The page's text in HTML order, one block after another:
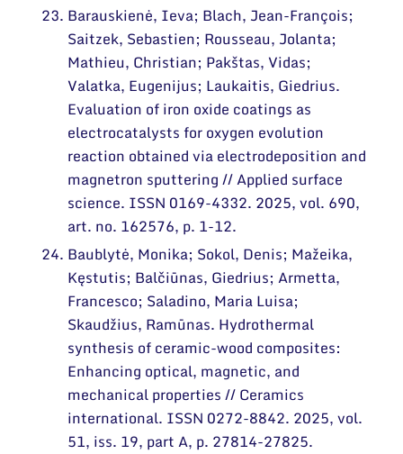
Barauskienė, Ieva; Blach, Jean-François;
Saitzek, Sebastien; Rousseau, Jolanta;
Mathieu, Christian; Pakštas, Vidas;
Valatka, Eugenijus; Laukaitis, Giedrius.
Evaluation of iron oxide coatings as
electrocatalysts for oxygen evolution
reaction obtained via electrodeposition and
magnetron sputtering // Applied surface
science. ISSN 0169-4332. 2025, vol. 690,
art. no. 162576, p. 1-12.
Baublytė, Monika; Sokol, Denis; Mažeika,
Kęstutis; Balčiūnas, Giedrius; Armetta,
Francesco; Saladino, Maria Luisa;
Skaudžius, Ramūnas. Hydrothermal
synthesis of ceramic-wood composites:
Enhancing optical, magnetic, and
mechanical properties // Ceramics
international. ISSN 0272-8842. 2025, vol.
51, iss. 19, part A, p. 27814-27825.